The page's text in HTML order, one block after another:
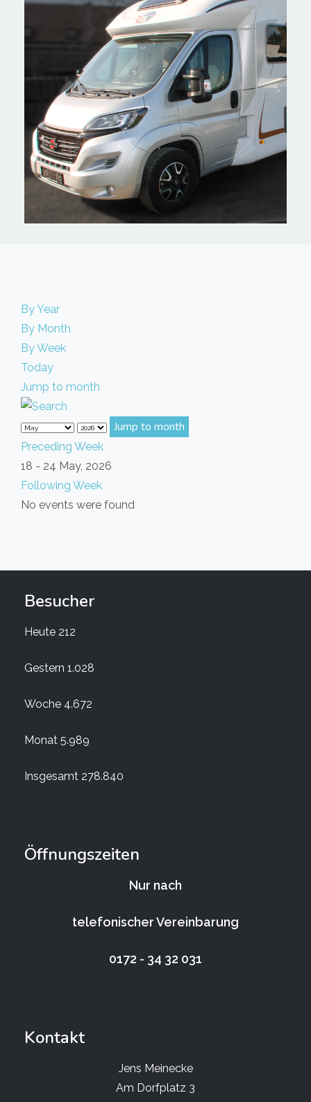
By Year
By Month
By Week
Today
Jump to month
Jump to month
Preceding Week
18 - 24 May, 2026
Following Week
No events were found
Besucher
Heute 212
Gestern 1.028
Woche 4.672
Monat 5.989
Insgesamt 278.840
Öffnungszeiten
Nur nach
telefonischer Vereinbarung
0172 - 34 32 031
Kontakt
Jens Meinecke
Am Dorfplatz 3